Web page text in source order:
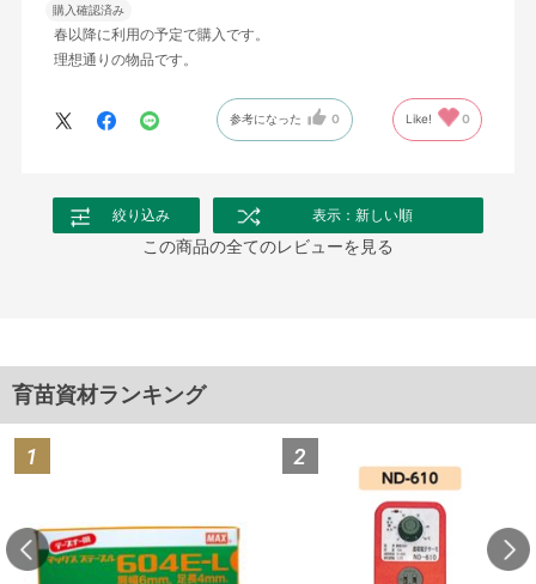
購入確認済み
春以降に利用の予定で購入です。
理想通りの物品です。
参考になった 0 Like! 0
絞り込み 表示：新しい順
この商品の全てのレビューを見る
育苗資材ランキング